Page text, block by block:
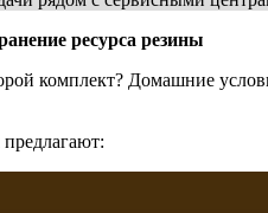
ресурса резины
комплект? Домашние